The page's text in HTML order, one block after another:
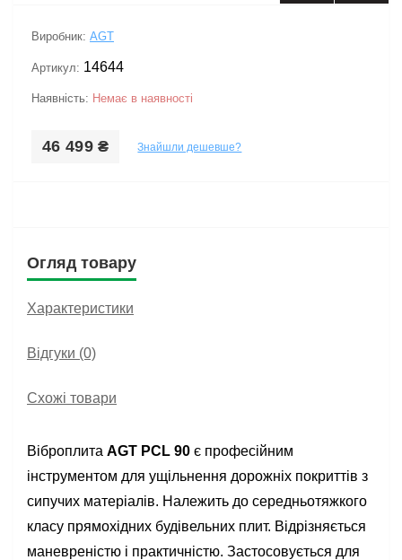
Виробник: AGT
Артикул: 14644
Наявність: Немає в наявності
46 499 ₴ Знайшли дешевше?
Огляд товару
Характеристики
Відгуки (0)
Схожі товари
Віброплита AGT PCL 90 є професійним
інструментом для ущільнення дорожніх покриттів з
сипучих матеріалів. Належить до середньотяжкого
класу прямохідних будівельних плит. Відрізняється
маневреністю і практичністю. Застосовується для